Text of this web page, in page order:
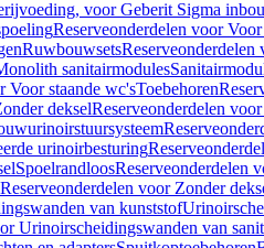
voor Geberit Sigma
Reserveonderdelen voor
Ruwbouwsets
sanitairmodules
Voor staande wc'sToebehoren
dekselReserveonderdelen
urinoirbesturing
SpoelrandloosReserveonderdelen
Reserveonderdelen voor Zonder
van kunststof
Urinoirscheidingswanden van